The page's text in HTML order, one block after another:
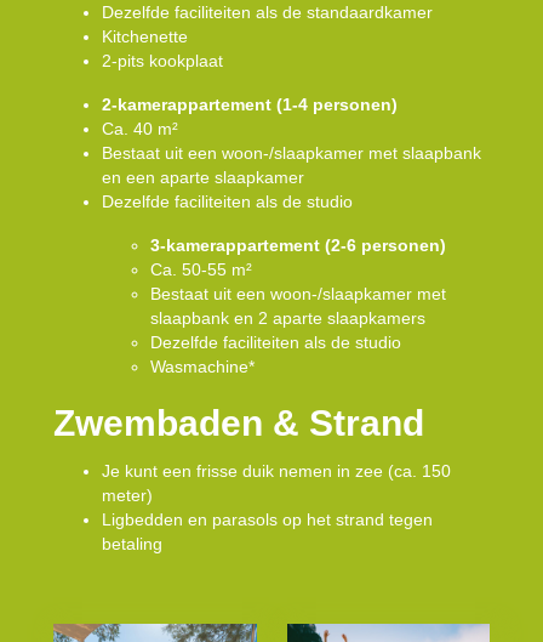
Dezelfde faciliteiten als de standaardkamer
Kitchenette
2-pits kookplaat
2-kamerappartement (1-4 personen)
Ca. 40 m²
Bestaat uit een woon-/slaapkamer met slaapbank
en een aparte slaapkamer
Dezelfde faciliteiten als de studio
3-kamerappartement (2-6 personen)
Ca. 50-55 m²
Bestaat uit een woon-/slaapkamer met
slaapbank en 2 aparte slaapkamers
Dezelfde faciliteiten als de studio
Wasmachine*
Zwembaden & Strand
Je kunt een frisse duik nemen in zee (ca. 150
meter)
Ligbedden en parasols op het strand tegen
betaling